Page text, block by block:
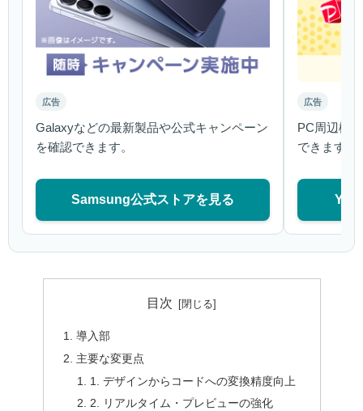
広告
Galaxyなどの最新製品や公式キャンペーン
を確認できます。
Samsung公式ストアを見る
広告
PC周辺機
できます。
目次
導入部
主要な変更点
1. デザインからコードへの変換精度向上
2. リアルタイム・プレビューの強化